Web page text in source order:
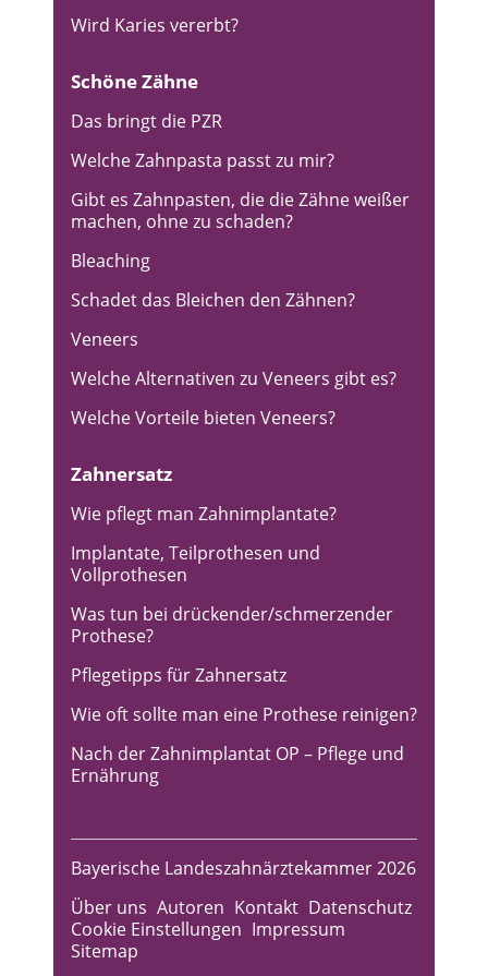
Wird Karies vererbt?
Schöne Zähne
Das bringt die PZR
Welche Zahnpasta passt zu mir?
Gibt es Zahnpasten, die die Zähne weißer
machen, ohne zu schaden?
Bleaching
Schadet das Bleichen den Zähnen?
Veneers
Welche Alternativen zu Veneers gibt es?
Welche Vorteile bieten Veneers?
Zahnersatz
Wie pflegt man Zahnimplantate?
Implantate, Teilprothesen und
Vollprothesen
Was tun bei drückender/schmerzender
Prothese?
Pflegetipps für Zahnersatz
Wie oft sollte man eine Prothese reinigen?
Nach der Zahnimplantat OP – Pflege und
Ernährung
Bayerische Landeszahnärztekammer 2026
Über uns Autoren Kontakt Datenschutz
Cookie Einstellungen Impressum
Sitemap